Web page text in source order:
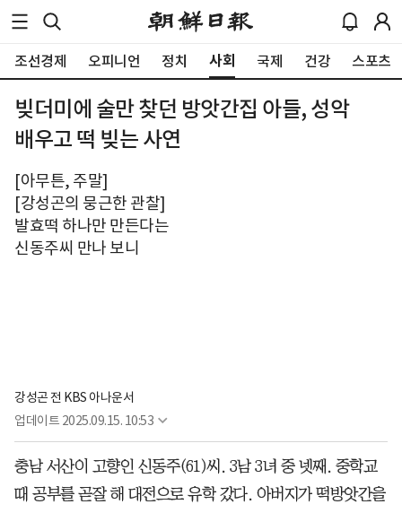
조선경제 오피니언 정치 사회 국제 건강 스포츠
빚더미에 술만 찾던 방앗간집 아들, 성악
배우고 떡 빚는 사연
[아무튼, 주말]
[강성곤의 뭉근한 관찰]
발효떡 하나만 만든다는
신동주씨 만나 보니
강성곤 전 KBS 아나운서
업데이트 2025.09.15. 10:53
충남 서산이 고향인 신동주(61)씨. 3남 3녀 중 넷째. 중학교
때 공부를 곧잘 해 대전으로 유학 갔다. 아버지가 떡방앗간을